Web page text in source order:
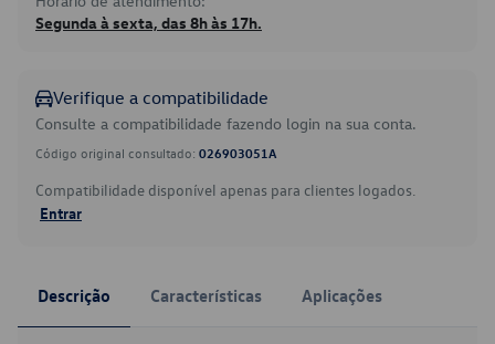
Segunda à sexta, das 8h às 17h.
Verifique a compatibilidade
Consulte a compatibilidade fazendo login na sua conta.
Código original consultado: 026903051A
Compatibilidade disponível apenas para clientes logados.
Entrar
Descrição Características Aplicações